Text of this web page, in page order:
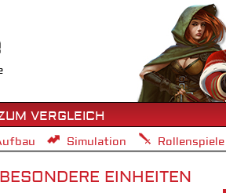
VERGLEICH
Simulation Rollenspiele
EINHEITEN